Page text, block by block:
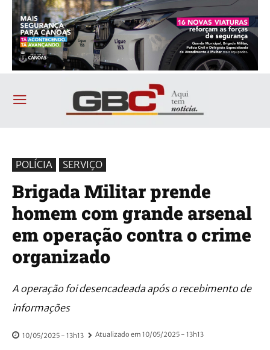
POLÍCIA SERVIÇO
Brigada Militar prende
homem com grande arsenal
em operação contra o crime
organizado
A operação foi desencadeada após o recebimento de
informações
10/05/2025 - 13h13 Atualizado em 10/05/2025 - 13h13